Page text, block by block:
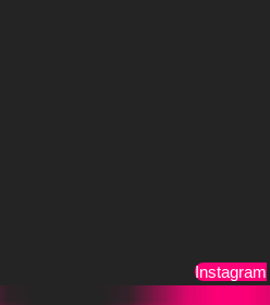
Instagram